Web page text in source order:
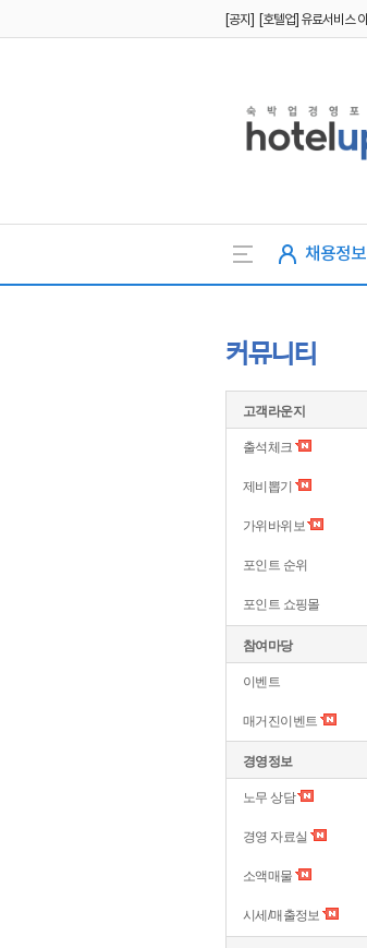
채용정보
커뮤니티
고객라운지
출석체크
제비뽑기
가위바위보
포인트 순위
포인트 쇼핑몰
참여마당
이벤트
매거진이벤트
경영정보
노무 상담
경영 자료실
소액매물
시세/매출정보